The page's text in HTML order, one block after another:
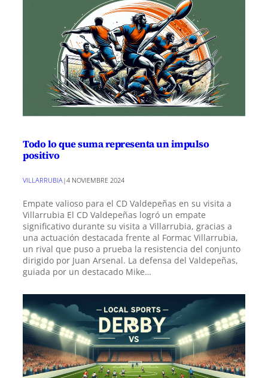
Todo lo que suma representa un impulso
positivo
VILLARRUBIA|4 NOVIEMBRE 2024
Empate valioso para el CD Valdepeñas en su visita a
Villarrubia El CD Valdepeñas logró un empate
significativo durante su visita a Villarrubia, gracias a
una actuación destacada frente al Formac Villarrubia,
un rival que puso a prueba la resistencia del conjunto
dirigido por Juan Arsenal. La defensa del Valdepeñas,
guiada por un destacado Mike…